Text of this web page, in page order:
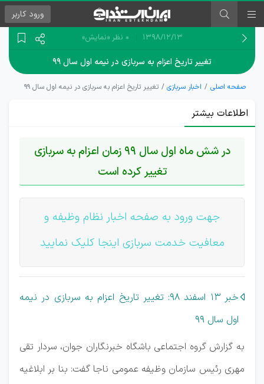
ورود کاربر
۱۳۹۸/۱۲/۱۳ 0 نظر «نمایش»
تغییر تاریخ اعزام به سربازی در نیمه اول سال ۹۹
صفحه اصلی اخبار سربازی تغییر تاریخ اعزام به سربازی در نیمه اول سال ۹۹
اطلاعات بیشتر
در شش ماه اول سال 99 زمان اعزام به سربازی
تغییر کرده است
جهت ورود به صفحه اخبار نظام وظیفه و
معافیت خدمت سربازی اینجا کلیک نمایید
خبر 13 اسفند 98: تغییر تاریخ اعزام به سربازی در نیمه
اول سال 99
به گزارش گروه اجتماعی باشگاه خبرنگاران جوان، سردار تقی
مهری رئیس سازمان وظیفه عمومی ناجا گفت: بنا بر ابلاغیه